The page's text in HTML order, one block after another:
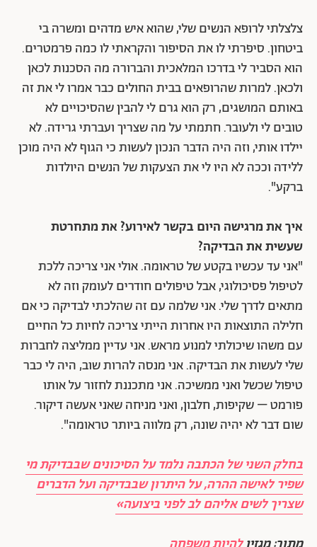
צלצלתי לרופא הנשים שלי, שהוא איש מדהים ומשרה בי
ביטחון. סיפרתי לו את הסיפור והקראתי לו כמה פרמטרים.
הוא הסביר לי בדרכו המלאכית והברורה מה הסכנות לכאן
ולכאן. למרות שהרופאים בבית החולים כבר אמרו לי את זה
באותם המושגים, רק הוא גרם לי להבין שהסיכויים לא
טובים לי ולעובר. חתמתי על מה שצריך ועברתי גרידה. לא
יילדו אותי, וזה היה הדבר הנכון לעשות כי הגוף לא היה מוכן
ללידה וככה לא היו לי את הצעקות של הנשים היולדות
ברקע".
איך את מרגישה היום בקשר לאירוע? את מתחרטת
שעשית את הבדיקה?
"אני עד עכשיו בקטע של טראומה. אולי אני צריכה ללכת
לטיפול פסיכולוגי, אבל טיפולים חודרים לעומק וזה לא
מתאים לדרך שלי. אני שלמה עם זה שהלכתי לבדיקה כי אם
חלילה התוצאות היו אחרות הייתי צריכה לחיות כל החיים
עם משהו שיכולתי למנוע מראש. אני עדיין ממליצה לחברות
שלי לעשות את הבדיקה. אני מנסה להרות שוב, היה לי כבר
טיפול שכשל ואני ממשיכה. אני מתכננת לחזור על אותו
פורמט – שקיפות, חלבון, ואני מניחה שאני אעשה דיקור.
שום דבר לא יהיה שונה, רק מלווה ביותר טראומה".
בחלק השני של הכתבה נלמד על הסיכונים שבבדיקת מי
שפיר לאישה ההרה, על היתרון שבבדיקה ועל הדברים
שצריך לשים אליהם לב לפני ביצועה»